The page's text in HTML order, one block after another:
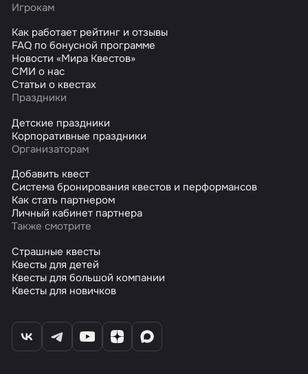
Игрокам
Как работает рейтинг и отзывы
FAQ по бонусной программе
Новости «Мира Квестов»
СМИ о нас
Статьи о квестах
Праздники
Детские праздники
Корпоративные праздники
Организаторам
Добавить квест
Система бронирования квестов и перформансов
Как стать партнером
Личный кабинет партнера
Также смотрите
Страшные квесты
Квесты для детей
Квесты для большой компании
Квесты для новичков